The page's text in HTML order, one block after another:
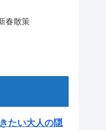
春散策
たい大人の隠